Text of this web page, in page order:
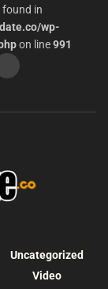
found in
wp-
on line991
Uncategorized
Video